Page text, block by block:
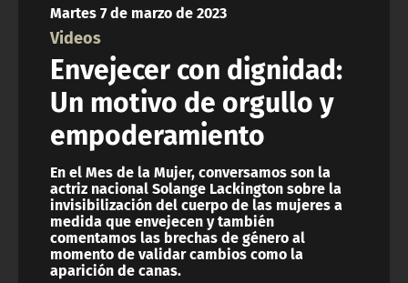
Martes 7 de marzo de 2023
Videos
Envejecer con dignidad:
Un motivo de orgullo y
empoderamiento
En el Mes de la Mujer, conversamos son la
actriz nacional Solange Lackington sobre la
invisibilización del cuerpo de las mujeres a
medida que envejecen y también
comentamos las brechas de género al
momento de validar cambios como la
aparición de canas.